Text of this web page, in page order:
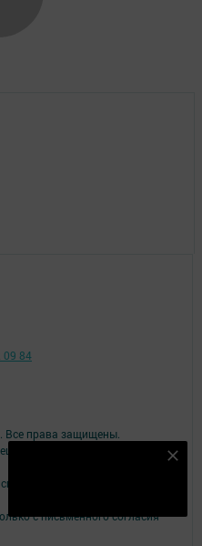
Все права защищены.
на сайте, защищены
в любом объеме
с письменного согласия
09 84